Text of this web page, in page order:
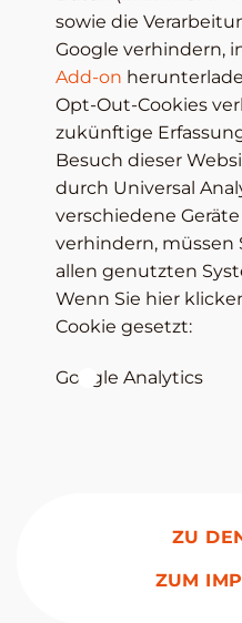
sowie die
Google verhindern,
Add-on
Opt-Out-Cookies
zukünftige
Besuch dieser
durch Universal
verschiedene
verhindern, müssen
allen genutzten
Wenn Sie hier
Cookie gesetzt:
Google Analytics
ZU
ZUM